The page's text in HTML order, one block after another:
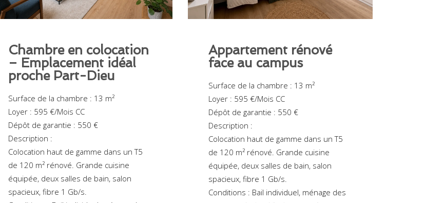
Chambre en colocation
– Emplacement idéal
proche Part-Dieu
Surface de la chambre : 13 m²
Loyer : 595 €/Mois CC
Dépôt de garantie : 550 €
Description :
Colocation haut de gamme dans un T5
de 120 m² rénové. Grande cuisine
équipée, deux salles de bain, salon
spacieux, fibre 1 Gb/s.
Appartement rénové
face au campus
Surface de la chambre : 13 m²
Loyer : 595 €/Mois CC
Dépôt de garantie : 550 €
Description :
Colocation haut de gamme dans un T5
de 120 m² rénové. Grande cuisine
équipée, deux salles de bain, salon
spacieux, fibre 1 Gb/s.
Conditions : Bail individuel, ménage des